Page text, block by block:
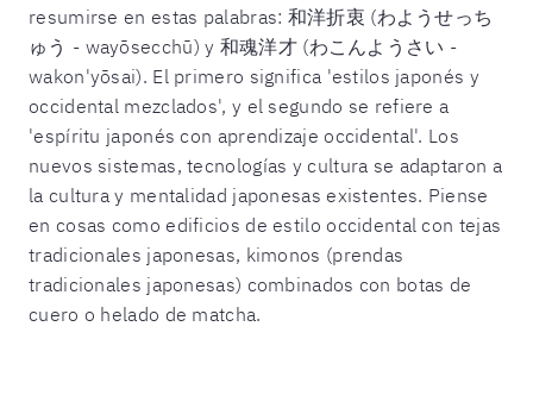
resumirse en estas palabras: 和洋折衷 (わようせっち
ゅう - wayōsecchū) y 和魂洋才 (わこんようさい -
wakon'yōsai). El primero significa 'estilos japonés y
occidental mezclados', y el segundo se refiere a
'espíritu japonés con aprendizaje occidental'. Los
nuevos sistemas, tecnologías y cultura se adaptaron a
la cultura y mentalidad japonesas existentes. Piense
en cosas como edificios de estilo occidental con tejas
tradicionales japonesas, kimonos (prendas
tradicionales japonesas) combinados con botas de
cuero o helado de matcha.